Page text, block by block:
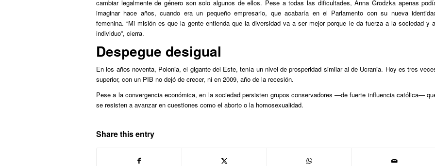
cambiar legalmente de género son solo algunos de ellos. Pese a todas las dificultades, Anna Grodzka apenas
imaginar hace años, cuando era un pequeño empresario, que acabaría en el Parlamento con su nueva
femenina. “Mi misión es que la gente entienda que la diversidad va a ser mejor porque le da fuerza a la sociedad y
individuo”, cierra.
Despegue desigual
En los años noventa, Polonia, el gigante del Este, tenía un nivel de prosperidad similar al de Ucrania. Hoy es tres
superior, con un PIB no dejó de crecer, ni en 2009, año de la recesión.
Pese a la convergencia económica, en la sociedad persisten grupos conservadores —de fuerte influencia católica—
se resisten a avanzar en cuestiones como el aborto o la homosexualidad.
Share this entry